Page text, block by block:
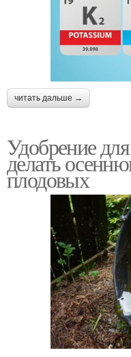
читать дальше →
Удобрение
делать
плодовых